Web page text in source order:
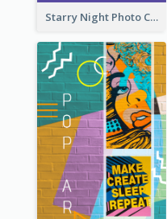
Starry Night Photo Collage